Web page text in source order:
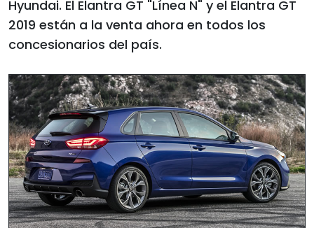
Hyundai. El Elantra GT "Línea N" y el Elantra GT
2019 están a la venta ahora en todos los
concesionarios del país.